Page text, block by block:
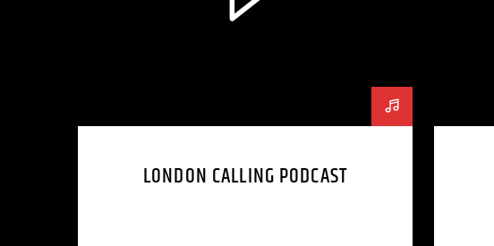
LONDON CALLING PODCAST